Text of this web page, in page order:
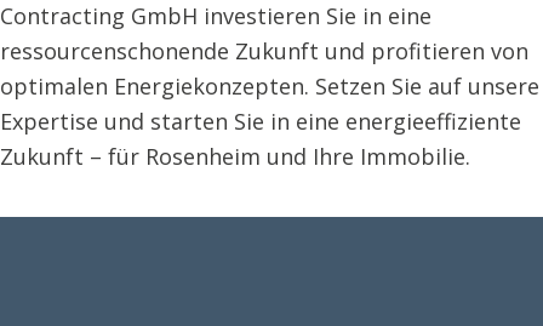
Contracting GmbH investieren Sie in eine
ressourcenschonende Zukunft und profitieren von
optimalen Energiekonzepten. Setzen Sie auf unsere
Expertise und starten Sie in eine energieeffiziente
Zukunft – für Rosenheim und Ihre Immobilie.